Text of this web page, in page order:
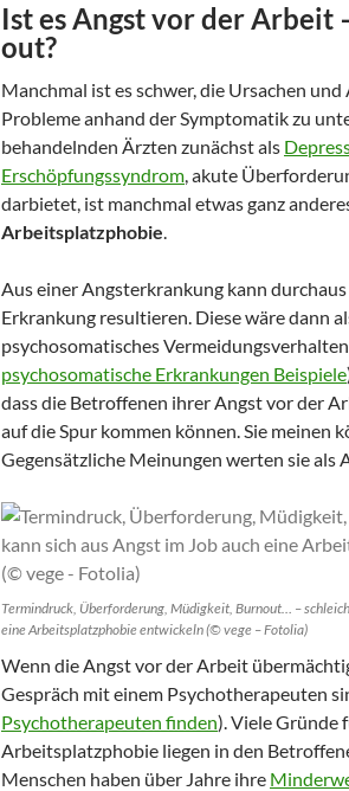
Ist es Angst vor der Arbeit
out?
Manchmal ist es schwer, die Ursachen
Probleme anhand der Symptomatik zu
behandelnden Ärzten zunächst als
Erschöpfungssyndrom, akute
darbietet, ist manchmal etwas ganz
Arbeitsplatzphobie.
Aus einer Angsterkrankung kann
Erkrankung resultieren. Diese wäre dann
psychosomatisches
psychosomatische Erkrankungen Beispiele
dass die Betroffenen ihrer Angst vor der
auf die Spur kommen können. Sie meinen
Gegensätzliche Meinungen werten sie als
Termindruck, Überforderung, Müdigkeit, Burnout… –
eine Arbeitsplatzphobie entwickeln (© vege – Fotolia)
Wenn die Angst vor der Arbeit
Gespräch mit einem Psychotherapeuten
Psychotherapeuten finden). Viele Gründe
Arbeitsplatzphobie liegen in den
Menschen haben über Jahre ihre